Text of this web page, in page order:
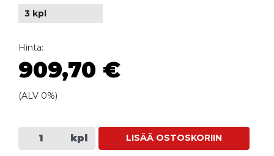
3 kpl
Hinta:
909,70 €
(ALV 0%)
kpl LISÄÄ OSTOSKORIIN